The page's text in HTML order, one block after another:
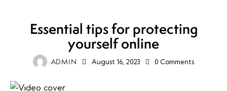
Essential tips for protecting
yourself online
ADMIN August 16, 2023 0 Comments